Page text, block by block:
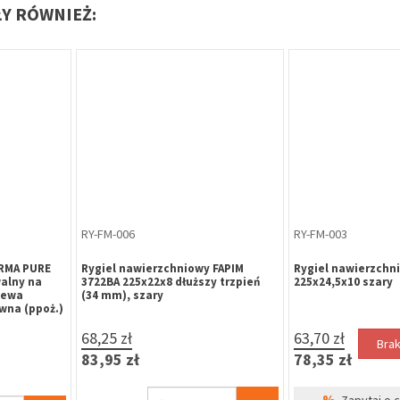
RÓWNIEŻ:
profil
Decco
ZA-ME-012
Zatrzask balkonowy z rolką, profil
okienny Brugmann / Veka
7,63 zł
9,38 zł
KL-ME-025
Klej
klejenia uszczelek
4,99 zł
6,14 zł